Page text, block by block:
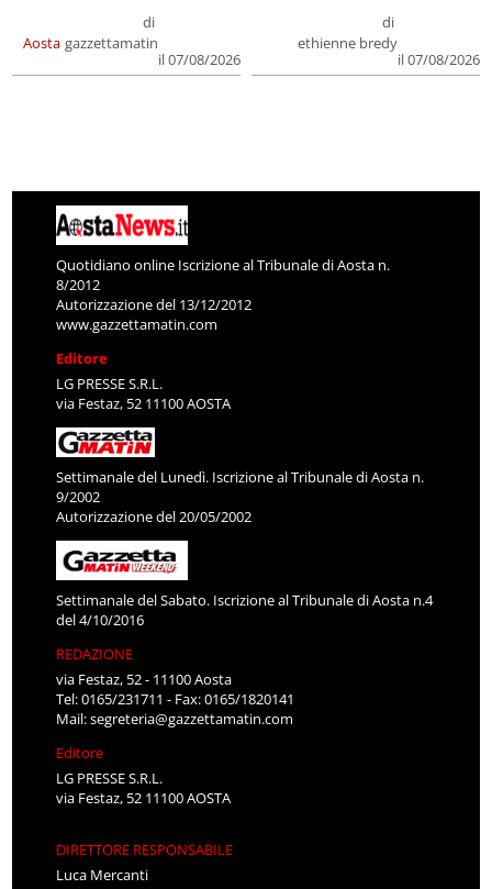
Aosta
di
gazzettamatin
il 07/08/2026
di
ethienne bredy
il 07/08/2026
Quotidiano online Iscrizione al Tribunale di Aosta n.
8/2012
Autorizzazione del 13/12/2012
www.gazzettamatin.com
Editore
LG PRESSE S.R.L.
via Festaz, 52 11100 AOSTA
Settimanale del Lunedì. Iscrizione al Tribunale di Aosta n.
9/2002
Autorizzazione del 20/05/2002
Settimanale del Sabato. Iscrizione al Tribunale di Aosta n.4
del 4/10/2016
REDAZIONE
via Festaz, 52 - 11100 Aosta
Tel: 0165/231711 - Fax: 0165/1820141
Mail:segreteria@gazzettamatin.com
Editore
LG PRESSE S.R.L.
via Festaz, 52 11100 AOSTA
DIRETTORE RESPONSABILE
Luca Mercanti